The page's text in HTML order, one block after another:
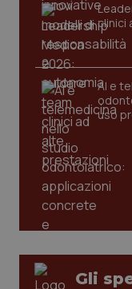
clinici
AI e
uso
Gli
tracking-
tracking-
tracking-
session-id
_ga